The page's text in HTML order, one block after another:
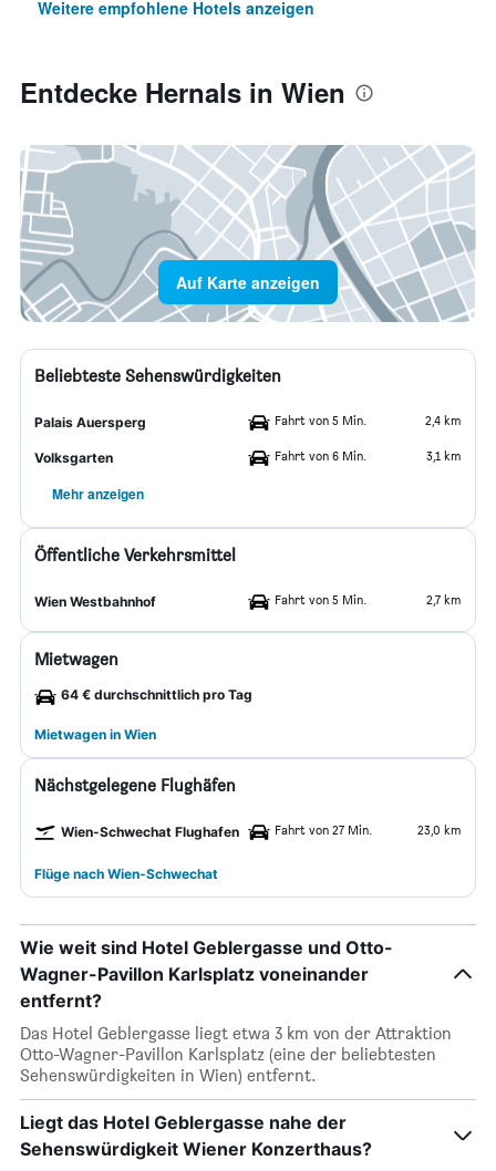
Weitere empfohlene Hotels anzeigen
Entdecke Hernals in Wien
Auf Karte anzeigen
Beliebteste Sehenswürdigkeiten
Palais Auersperg Fahrt von 5 Min. 2,4 km
Volksgarten Fahrt von 6 Min. 3,1 km
Mehr anzeigen
Öffentliche Verkehrsmittel
Wien Westbahnhof Fahrt von 5 Min. 2,7 km
Mietwagen
64 € durchschnittlich pro Tag
Mietwagen in Wien
Nächstgelegene Flughäfen
Wien-Schwechat Flughafen Fahrt von 27 Min. 23,0 km
Flüge nach Wien-Schwechat
Wie weit sind Hotel Geblergasse und Otto-
Wagner-Pavillon Karlsplatz voneinander
entfernt?
Das Hotel Geblergasse liegt etwa 3 km von der Attraktion
Otto-Wagner-Pavillon Karlsplatz (eine der beliebtesten
Sehenswürdigkeiten in Wien) entfernt.
Liegt das Hotel Geblergasse nahe der
Sehenswürdigkeit Wiener Konzerthaus?